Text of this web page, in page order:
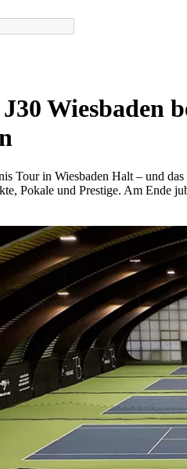
Wiesbaden
Tour in Wiesbaden Halt – und
Pokale und Prestige. Am Ende